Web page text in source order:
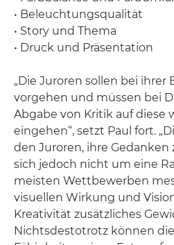
• Beleuchtungsqualität
• Story und Thema
• Druck und Präsentation
„Die Juroren sollen bei ihrer
vorgehen und müssen bei
Abgabe von Kritik auf diese
eingehen“, setzt Paul fort.
den Juroren, ihre Gedanken
sich jedoch nicht um eine
meisten Wettbewerben
visuellen Wirkung und
Kreativität zusätzliches
Nichtsdestotrotz können